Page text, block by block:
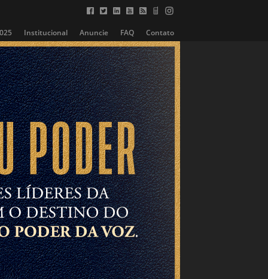
Institucional Anuncie FAQ Contato
PODCAST EMPREGOS
Mercado Editorial Opinião
PUBLICIDADE